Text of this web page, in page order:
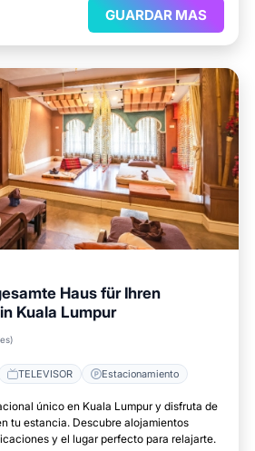
GUARDAR MAS
Haus für Ihren
Kuala Lumpur
TELEVISOR Estacionamiento
único en Kuala Lumpur y disfruta de
tu estancia. Descubre alojamientos
y el lugar perfecto para relajarte.